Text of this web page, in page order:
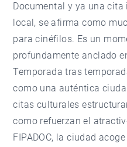
Documental y ya una
local, se afirma como
para cinéfilos. Es un
profundamente anclado
Temporada tras
como una auténtica
citas culturales
como refuerzan el
FIPADOC, la ciudad